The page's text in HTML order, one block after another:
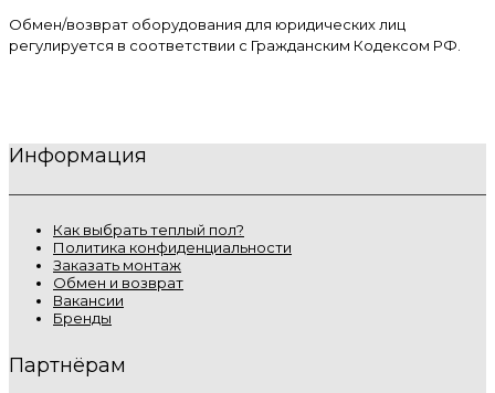
Обмен/возврат оборудования для юридических лиц
регулируется в соответствии с Гражданским Кодексом РФ.
Информация
Как выбрать теплый пол?
Политика конфиденциальности
Заказать монтаж
Обмен и возврат
Вакансии
Бренды
Партнёрам